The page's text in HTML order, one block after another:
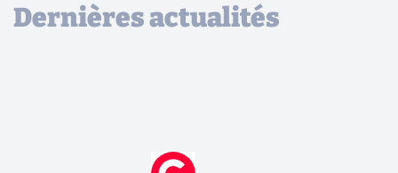
Dernières actualités